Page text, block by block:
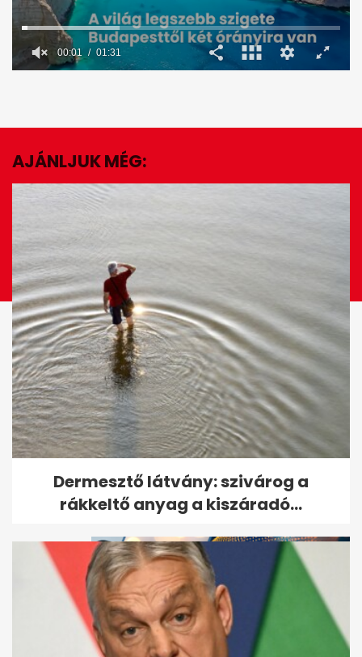
minute,
seconds
00:02 01:31
EZ IS ÉRDEKELHET
Döntött a bíróság Till Tamás
gyilkosáról
AJÁNLJUK MÉG:
Dermesztő látvány: szivárog a
rákkeltő anyag a kiszáradó...